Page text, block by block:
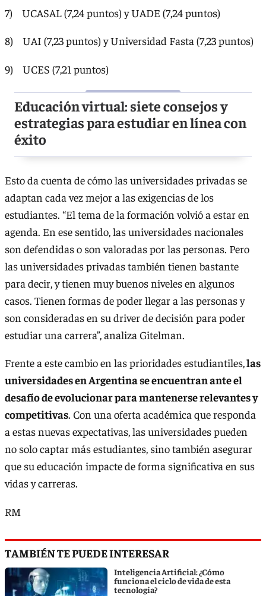
7) UCASAL (7,24 puntos) y UADE (7,24 puntos)
8) UAI (7,23 puntos) y Universidad Fasta (7,23 puntos)
9) UCES (7,21 puntos)
Educación virtual: siete consejos y
estrategias para estudiar en línea con
éxito
Esto da cuenta de cómo las universidades privadas se
adaptan cada vez mejor a las exigencias de los
estudiantes. “El tema de la formación volvió a estar en
agenda. En ese sentido, las universidades nacionales
son defendidas o son valoradas por las personas. Pero
las universidades privadas también tienen bastante
para decir, y tienen muy buenos niveles en algunos
casos. Tienen formas de poder llegar a las personas y
son consideradas en su driver de decisión para poder
estudiar una carrera”, analiza Gitelman.
Frente a este cambio en las prioridades estudiantiles,las
universidades en Argentina se encuentran ante el
desafío de evolucionar para mantenerse relevantes y
competitivas. Con una oferta académica que responda
a estas nuevas expectativas, las universidades pueden
no solo captar más estudiantes, sino también asegurar
que su educación impacte de forma significativa en sus
vidas y carreras.
RM
TAMBIÉN TE PUEDE INTERESAR
Inteligencia Artificial: ¿Cómo
funciona el ciclo de vida de esta
tecnología?